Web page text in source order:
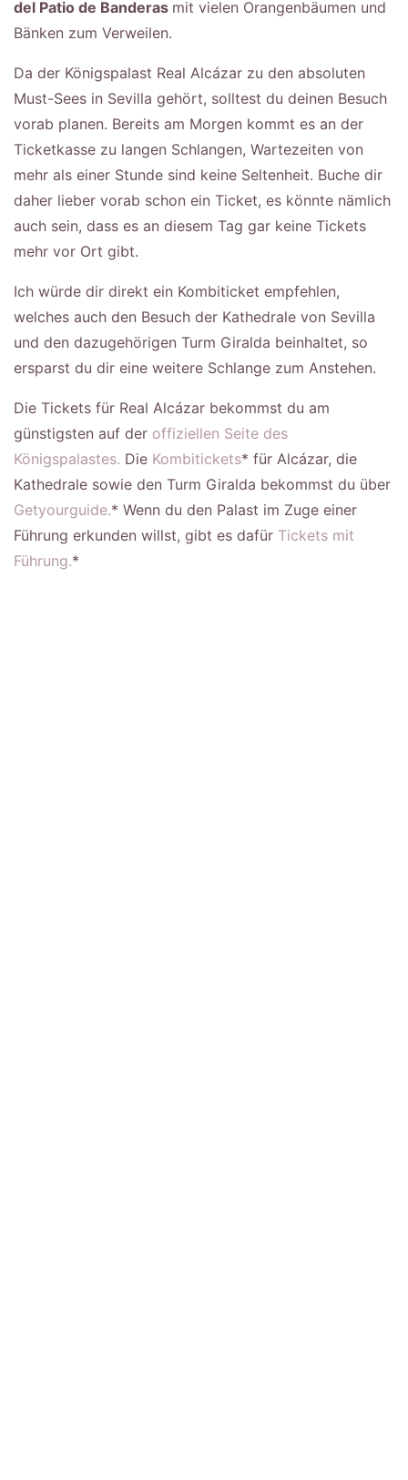
del Patio de Banderas mit vielen Orangenbäumen und
Bänken zum Verweilen.
Da der Königspalast Real Alcázar zu den absoluten
Must-Sees in Sevilla gehört, solltest du deinen Besuch
vorab planen. Bereits am Morgen kommt es an der
Ticketkasse zu langen Schlangen, Wartezeiten von
mehr als einer Stunde sind keine Seltenheit. Buche dir
daher lieber vorab schon ein Ticket, es könnte nämlich
auch sein, dass es an diesem Tag gar keine Tickets
mehr vor Ort gibt.
Ich würde dir direkt ein Kombiticket empfehlen,
welches auch den Besuch der Kathedrale von Sevilla
und den dazugehörigen Turm Giralda beinhaltet, so
ersparst du dir eine weitere Schlange zum Anstehen.
Die Tickets für Real Alcázar bekommst du am
günstigsten auf der offiziellen Seite des
Königspalastes. Die Kombitickets* für Alcázar, die
Kathedrale sowie den Turm Giralda bekommst du über
Getyourguide.* Wenn du den Palast im Zuge einer
Führung erkunden willst, gibt es dafür Tickets mit
Führung.*